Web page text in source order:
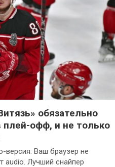
обязательно
плей-офф, и не только
версия: Ваш браузер не
audio. Лучший снайпер